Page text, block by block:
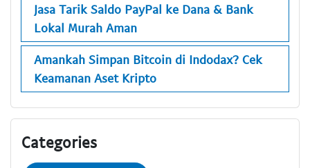
Jasa Tarik Saldo PayPal ke Dana & Bank
Lokal Murah Aman
Amankah Simpan Bitcoin di Indodax? Cek
Keamanan Aset Kripto
Categories